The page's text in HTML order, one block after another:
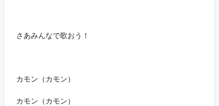
さあみんなで歌おう！
カモン（カモン）
カモン（カモン）